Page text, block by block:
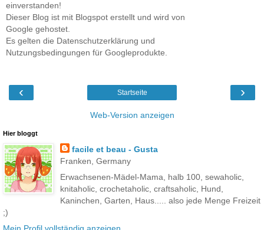
einverstanden!
Dieser Blog ist mit Blogspot erstellt und wird von
Google gehostet.
Es gelten die Datenschutzerklärung und
Nutzungsbedingungen für Googleprodukte.
‹ ›
Startseite
Web-Version anzeigen
Hier bloggt
facile et beau - Gusta
Franken, Germany
Erwachsenen-Mädel-Mama, halb 100, sewaholic,
knitaholic, crochetaholic, craftsaholic, Hund,
Kaninchen, Garten, Haus..... also jede Menge Freizeit
;)